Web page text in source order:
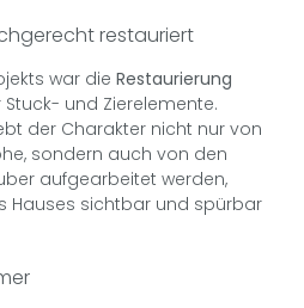
restauriert
war die Restaurierung
und Zierelemente.
der Charakter nicht nur von
sondern auch von den
aufgearbeitet werden,
Hauses sichtbar und spürbar